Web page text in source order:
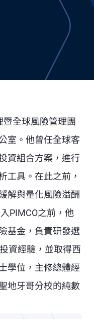
暨全球風險管理團
室。他曾任全球客
資組合方案，進行
工具。在此之前，
解與量化風險溢酬
PIMCO之前，他
基金，負責研發選
資經驗，並取得西
學位，主修總體經
地牙哥分校的純數